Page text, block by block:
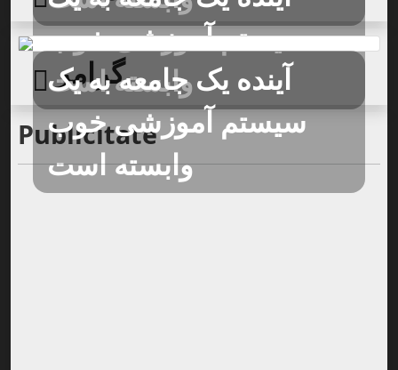
سیستم آموزشی خوب
وابسته است
آینده یک جامعه به یک
سیستم آموزشی خوب
وابسته است
گرامر
Publicitate